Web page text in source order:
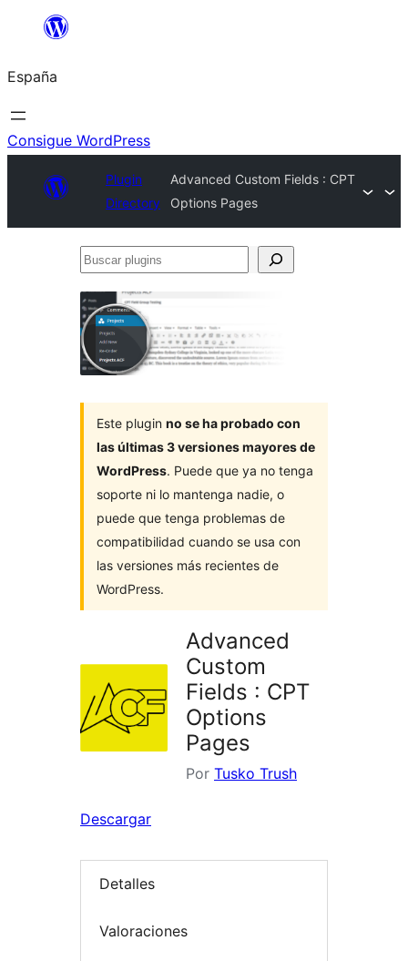
Saltar
contenido
España
Consigue WordPress
Plugin
Directory
Advanced Custom Fields : CPT
Options Pages
Buscar
Este plugin no se ha probado con
las últimas 3 versiones mayores de
WordPress. Puede que ya no tenga
soporte ni lo mantenga nadie, o
puede que tenga problemas de
compatibilidad cuando se usa con
las versiones más recientes de
WordPress.
Advanced
Custom
Fields : CPT
Options
Pages
Por Tusko Trush
Descargar
Detalles
Valoraciones